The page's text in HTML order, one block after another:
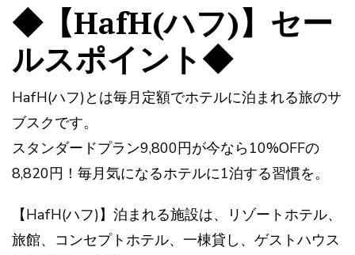
◆【HafH(ハフ)】セー
ルスポイント◆
HafH(ハフ)とは毎月定額でホテルに泊まれる旅のサ
ブスクです。
スタンダードプラン9,800円が今なら10%OFFの
8,820円！毎月気になるホテルに1泊する習慣を。
【HafH(ハフ)】泊まれる施設は、リゾートホテル、
旅館、コンセプトホテル、一棟貸し、ゲストハウス